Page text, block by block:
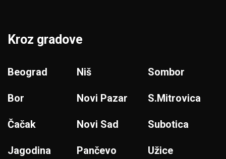
Kroz gradove
Beograd
Bor
Čačak
Jagodina
Niš
Novi Pazar
Novi Sad
Pančevo
Sombor
S.Mitrovica
Subotica
Užice